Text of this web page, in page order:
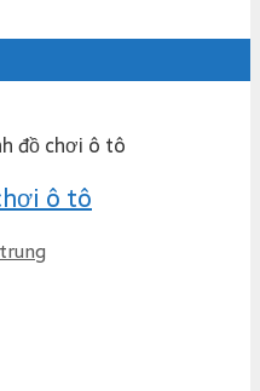
đồ chơi ô tô
ô tô